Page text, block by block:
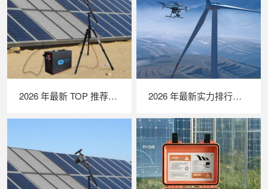
2026 年最新 TOP 推荐｜便携式 EL 检测仪实力排行，LAILX LXG50 深度测评 2026 年最新实力排行｜无人机 EL 检测系统 TOP 推荐，LAILX LXH210 深度解析